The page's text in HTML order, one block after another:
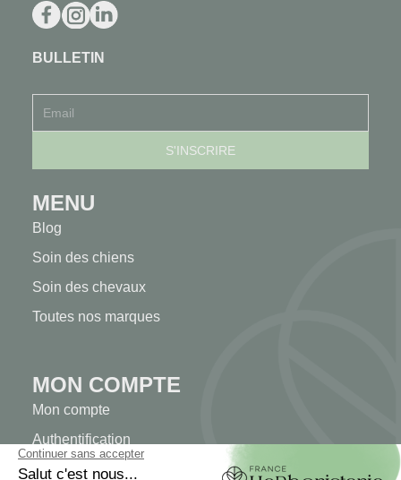
BULLETIN
MENU
Blog
Soin des chiens
Soin des chevaux
Toutes nos marques
MON COMPTE
Mon compte
Authentification
Suivi de commande